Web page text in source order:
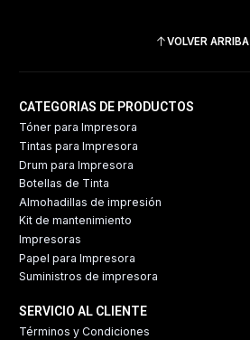
VOLVER ARRIBA
CATEGORIAS DE PRODUCTOS
Tóner para Impresora
Tintas para Impresora
Drum para Impresora
Botellas de Tinta
Almohadillas de impresión
Kit de mantenimiento
Impresoras
Papel para Impresora
Suministros de impresora
SERVICIO AL CLIENTE
Términos y Condiciones